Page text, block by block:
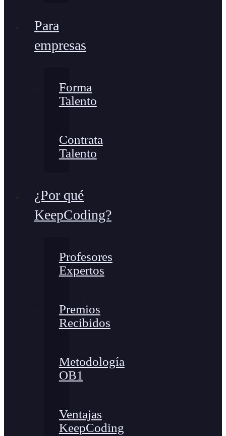
Para
empresas
Forma
Talento
Contrata
Talento
¿Por qué
KeepCoding?
Profesores
Expertos
Premios
Recibidos
Metodología
OB1
Ventajas
KeepCoding